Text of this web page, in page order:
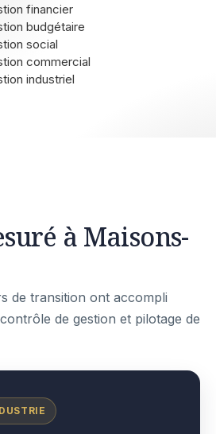
financier
budgétaire
social
commercial
industriel
à Maisons-
de transition ont accompli
de gestion et pilotage de